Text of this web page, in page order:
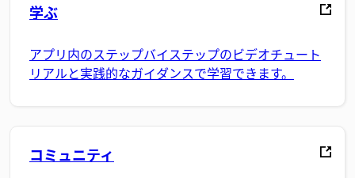
学ぶ
アプリ内のステップバイステップのビデオチュート
リアルと実践的なガイダンスで学習できます。
コミュニティ